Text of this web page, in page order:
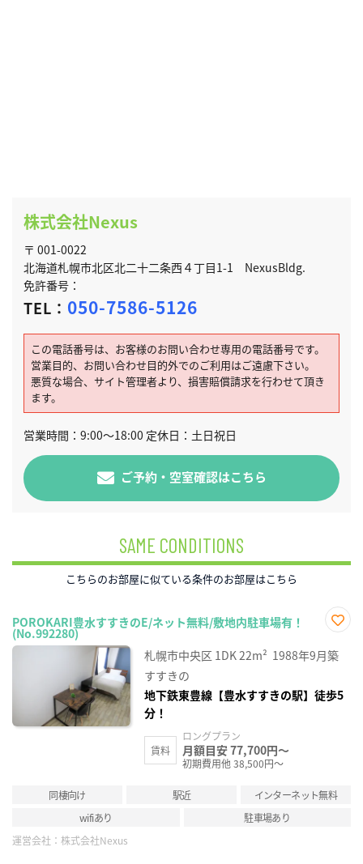
株式会社Nexus
〒 001-0022
北海道札幌市北区北二十二条西４丁目1-1 NexusBldg.
免許番号：
TEL： 050-7586-5126
この電話番号は、お客様のお問い合わせ専用の電話番号です。
営業目的、お問い合わせ目的外でのご利用はご遠慮下さい。
悪質な場合、サイト管理者より、損害賠償請求を行わせて頂き
ます。
営業時間：9:00～18:00 定休日：土日祝日
ご予約・空室確認はこちら
SAME CONDITIONS
こちらのお部屋に似ている条件のお部屋はこちら
POROKARI豊水すすきのE/ネット無料/敷地内駐車場有！
(No.992280)
に入
り登
札幌市中央区 1DK22m² 1988年9月築
すすきの
地下鉄東豊線【豊水すすきの駅】徒歩5
分！
賃料
ロングプラン
月額目安 77,700円～
初期費用他 38,500円～
同棲向け 駅近
インターネット無料
wifiあり
駐車場あり
運営会社： 株式会社Nexus